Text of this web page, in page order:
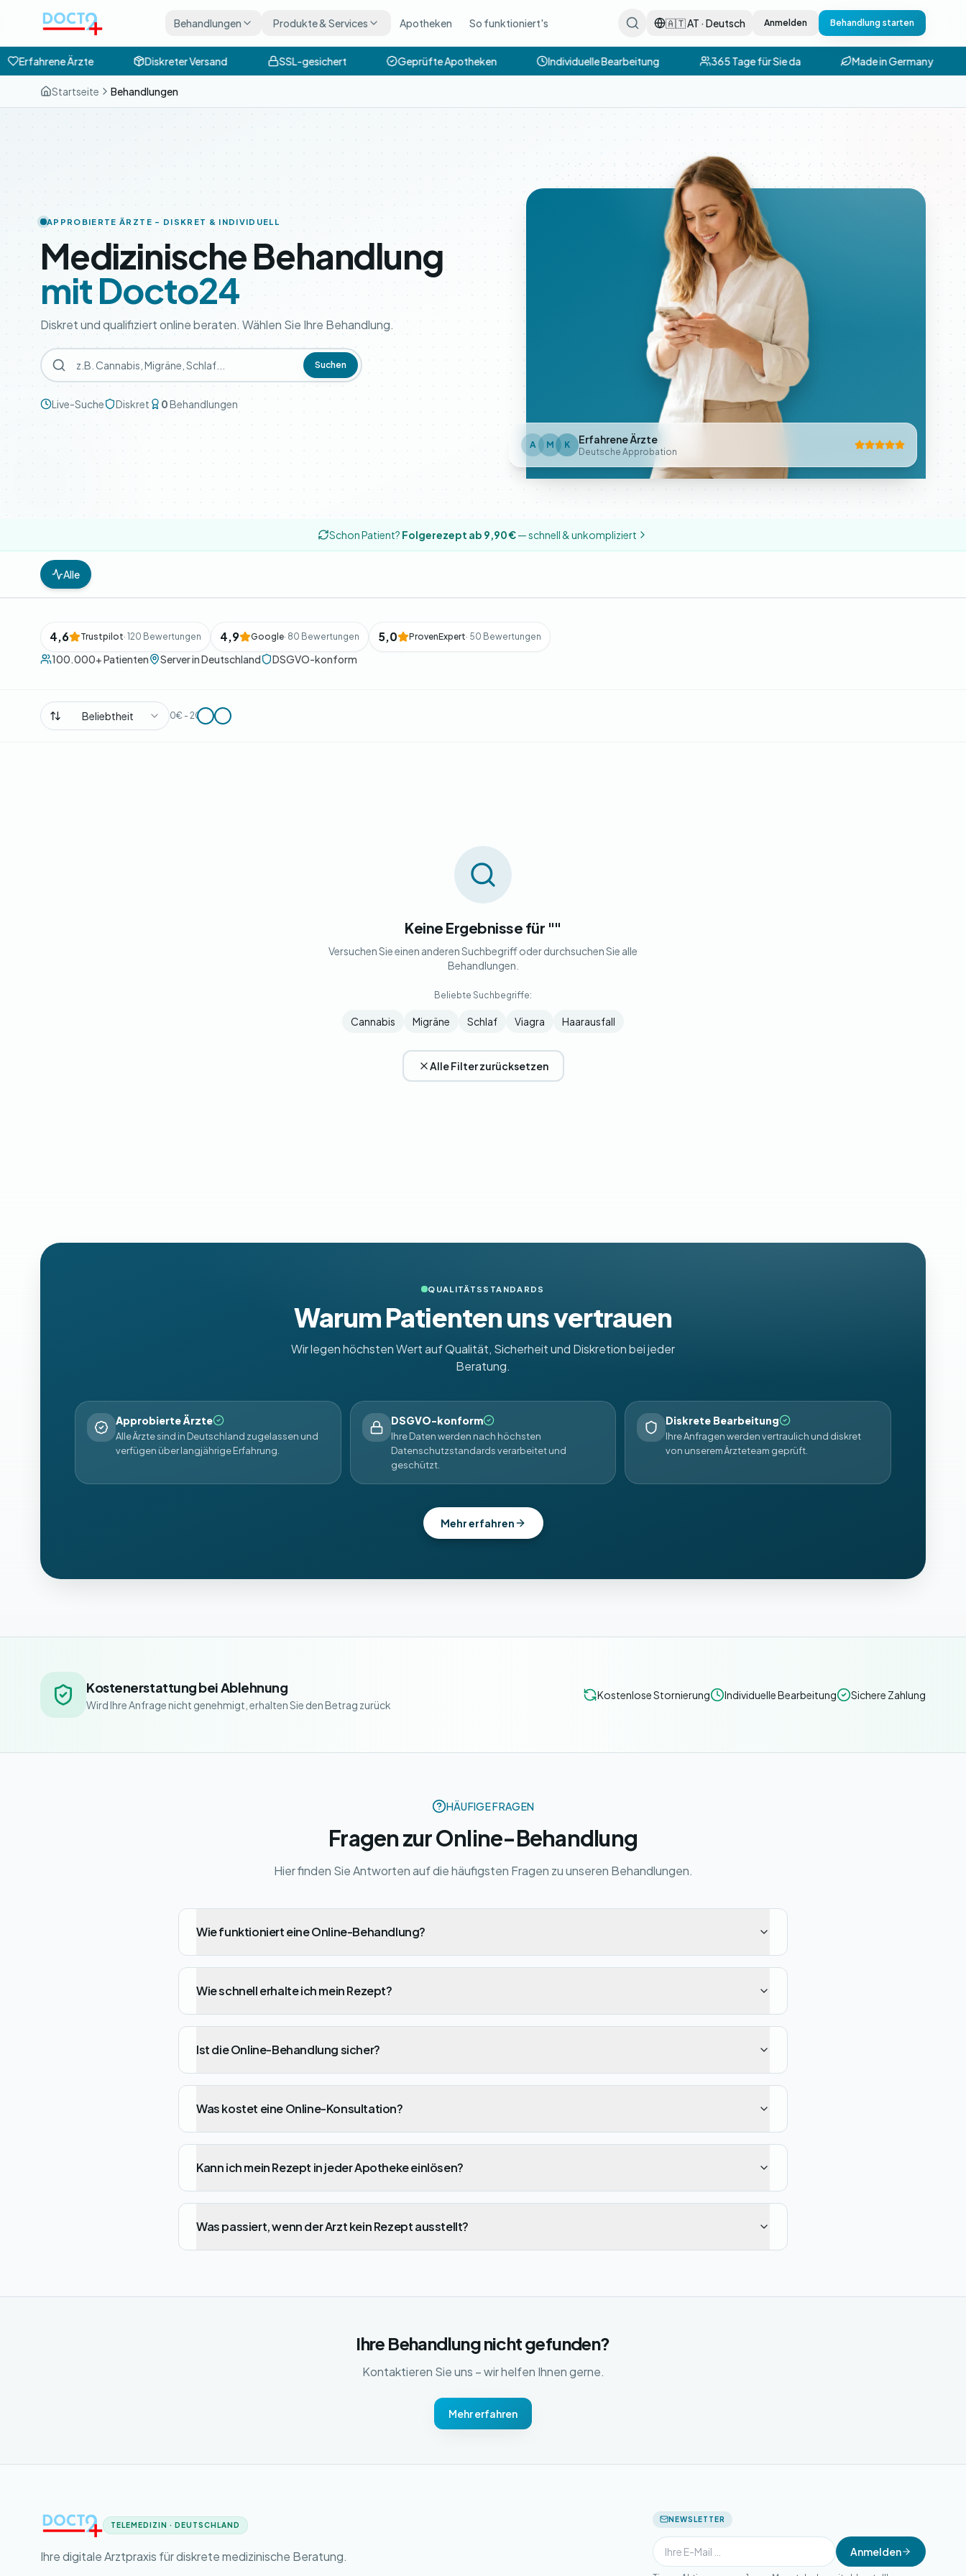
Behandlungen
Produkte & Services Apotheken So funktioniert's 🇦🇹 AT · Deutsch Anmelden Behandlung starten
Erfahrene Ärzte Diskreter Versand SSL-gesichert Geprüfte Apotheken Individuelle Bearbeitung 365 Tage für Sie da Made in Germany
Startseite Behandlungen
APPROBIERTE ÄRZTE – DISKRET & INDIVIDUELL
Medizinische Behandlung
mit Docto24
Diskret und qualifiziert online beraten. Wählen Sie Ihre Behandlung.
Suchen
Live-Suche Diskret 0Behandlungen
A M K Erfahrene Ärzte
Deutsche Approbation
Schon Patient? Folgerezept ab 9,90 €— schnell & unkompliziert
Alle
4,6 Trustpilot· 120 Bewertungen 4,9 Google· 80 Bewertungen 5,0 ProvenExpert· 50 Bewertungen
100.000+ Patienten Server in Deutschland DSGVO-konform
Beliebtheit 0€ - 200€
Keine Ergebnisse für ""
Versuchen Sie einen anderen Suchbegriff oder durchsuchen Sie alle
Behandlungen.
Beliebte Suchbegriffe:
Cannabis Migräne Schlaf Viagra Haarausfall
Alle Filter zurücksetzen
QUALITÄTSSTANDARDS
Warum Patienten uns vertrauen
Wir legen höchsten Wert auf Qualität, Sicherheit und Diskretion bei jeder
Beratung.
Approbierte Ärzte
Alle Ärzte sind in Deutschland zugelassen und
verfügen über langjährige Erfahrung.
DSGVO-konform
Ihre Daten werden nach höchsten
Datenschutzstandards verarbeitet und
geschützt.
Diskrete Bearbeitung
Ihre Anfragen werden vertraulich und diskret
von unserem Ärzteteam geprüft.
Mehr erfahren
Kostenerstattung bei Ablehnung
Wird Ihre Anfrage nicht genehmigt, erhalten Sie den Betrag zurück
Kostenlose Stornierung Individuelle Bearbeitung Sichere Zahlung
HÄUFIGE FRAGEN
Fragen zur Online-Behandlung
Hier finden Sie Antworten auf die häufigsten Fragen zu unseren Behandlungen.
Wie funktioniert eine Online-Behandlung?
Wie schnell erhalte ich mein Rezept?
Ist die Online-Behandlung sicher?
Was kostet eine Online-Konsultation?
Kann ich mein Rezept in jeder Apotheke einlösen?
Was passiert, wenn der Arzt kein Rezept ausstellt?
Ihre Behandlung nicht gefunden?
Kontaktieren Sie uns – wir helfen Ihnen gerne.
Mehr erfahren
TELEMEDIZIN · DEUTSCHLAND
Ihre digitale Arztpraxis für diskrete medizinische Beratung.
NEWSLETTER
Anmelden